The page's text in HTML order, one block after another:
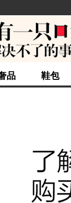
品 鞋包